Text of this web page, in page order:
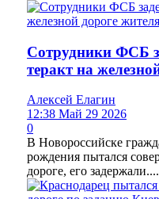
Сотрудники ФСБ
теракт на
Алексей Елагин
12:38 Май 29 2026
0
В Новороссийске
рождения пытался
дороге, его задержали....